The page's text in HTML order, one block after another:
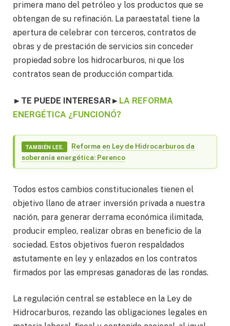
primera mano del petróleo y los productos que se
obtengan de su refinación. La paraestatal tiene la
apertura de celebrar con terceros, contratos de
obras y de prestación de servicios sin conceder
propiedad sobre los hidrocarburos, ni que los
contratos sean de producción compartida.
►TE PUEDE INTERESAR► LA REFORMA
ENERGÉTICA ¿FUNCIONÓ?
TAMBIÉN LEE.
Reforma en Ley de Hidrocarburos da
soberanía energética: Perenco
Todos estos cambios constitucionales tienen el
objetivo llano de atraer inversión privada a nuestra
nación, para generar derrama económica ilimitada,
producir empleo, realizar obras en beneficio de la
sociedad. Estos objetivos fueron respaldados
astutamente en ley y enlazados en los contratos
firmados por las empresas ganadoras de las rondas.
La regulación central se establece en la Ley de
Hidrocarburos, rezando las obligaciones legales en